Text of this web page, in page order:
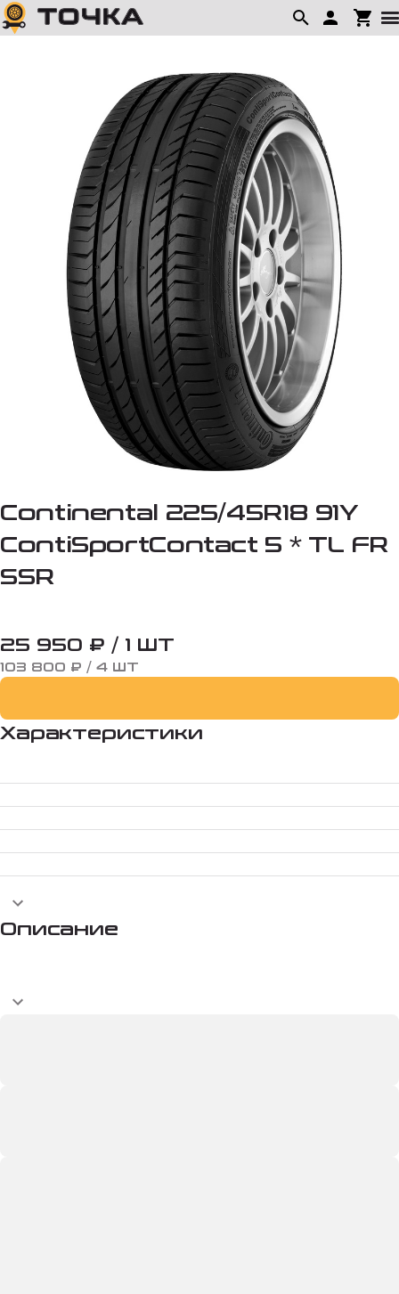
Continental 225/45R18 91Y
ContiSportContact 5 * TL FR
SSR
25 950 ₽ / 1 ШТ
103 800 ₽ / 4 ШТ
Характеристики
Описание